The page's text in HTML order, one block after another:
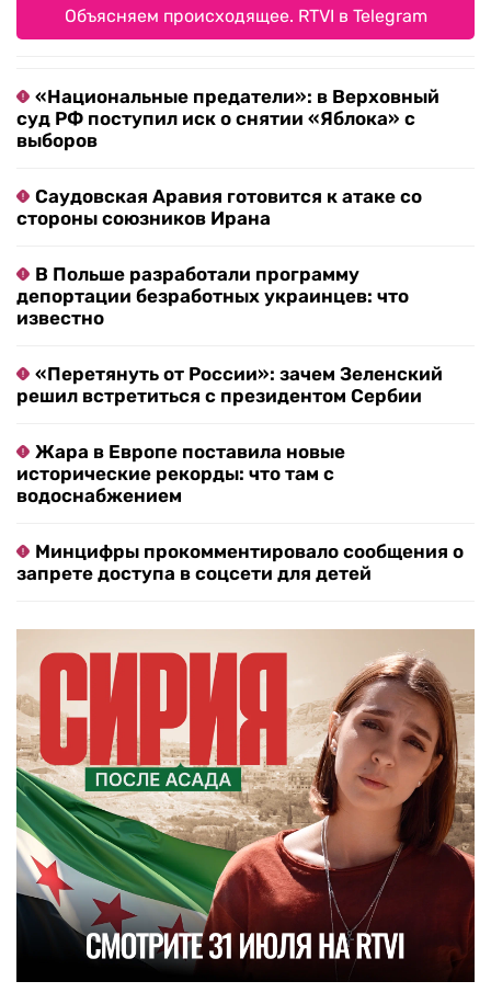
Объясняем происходящее. RTVI в Telegram
«Национальные предатели»: в Верховный
суд РФ поступил иск о снятии «Яблока» с
выборов
Саудовская Аравия готовится к атаке со
стороны союзников Ирана
В Польше разработали программу
депортации безработных украинцев: что
известно
«Перетянуть от России»: зачем Зеленский
решил встретиться с президентом Сербии
Жара в Европе поставила новые
исторические рекорды: что там с
водоснабжением
Минцифры прокомментировало сообщения о
запрете доступа в соцсети для детей